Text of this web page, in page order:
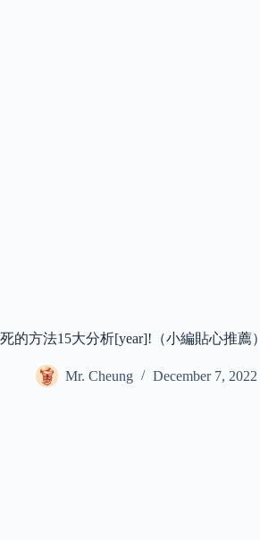
死的方法15大分析[year]!（小編貼心推薦）
Mr. Cheung December 7, 2022